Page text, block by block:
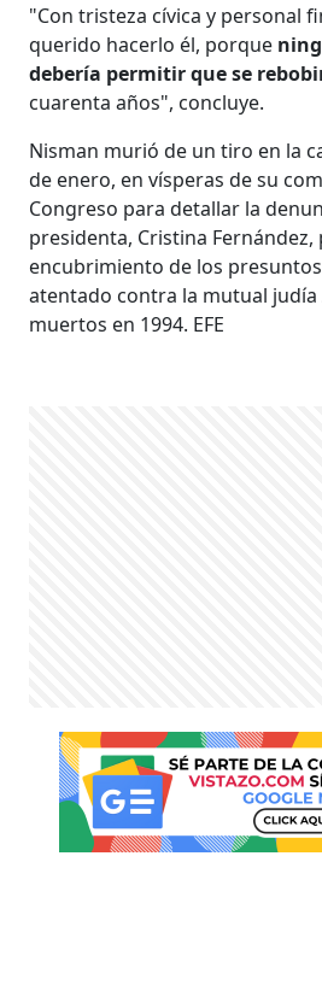
"Con tristeza cívica y personal
querido hacerlo él, porque
debería permitir que se
cuarenta años", concluye.
Nisman murió de un tiro en la
de enero, en vísperas de su
Congreso para detallar la
presidenta, Cristina
encubrimiento de los
atentado contra la mutual judía
muertos en 1994. EFE